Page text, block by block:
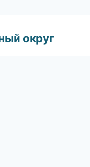
округ